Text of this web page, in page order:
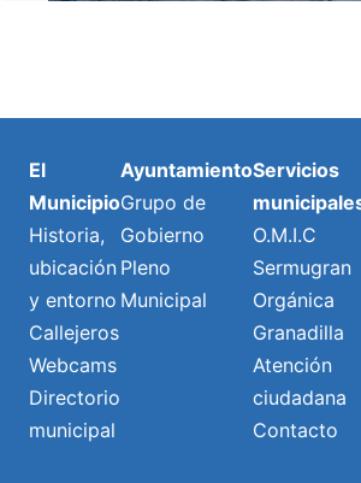
El
Municipio
Historia,
ubicación
y entorno
Callejeros
Webcams
Directorio
municipal
Ayuntamiento
Grupo de
Gobierno
Pleno
Municipal
Servicios
O.M.I.C
Sermugran
Orgánica
Granadilla
Atención
ciudadana
Contacto